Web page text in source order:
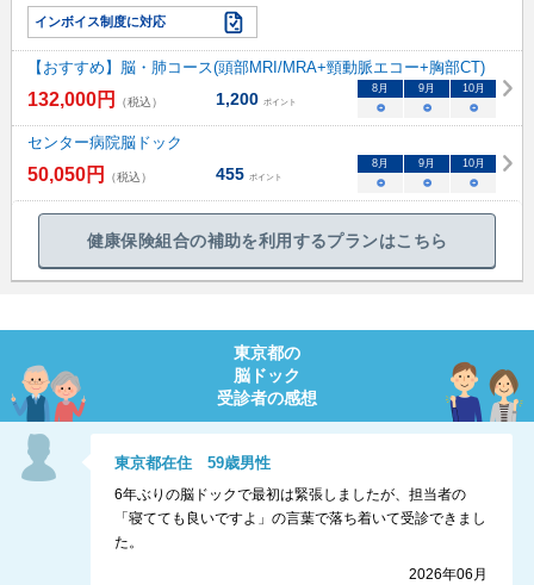
インボイス制度に対応
【おすすめ】脳・肺コース(頭部MRI/MRA+頸動脈エコー+胸部CT)
132,000円 （税込） 1,200 ポイント
8月 9月 10月
○ ○ ○
センター病院脳ドック
50,050円 （税込） 455 ポイント
8月 9月 10月
○ ○ ○
健康保険組合の補助を利用するプランはこちら
東京都の
脳ドック
受診者の感想
東京都在住59歳男性
6年ぶりの脳ドックで最初は緊張しましたが、担当者の
「寝てても良いですよ」の言葉で落ち着いて受診できまし
た。
2026年06月